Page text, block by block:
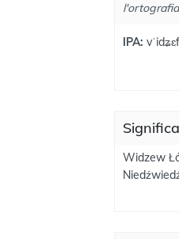
IPA: vˈidʑɛf
Widzew